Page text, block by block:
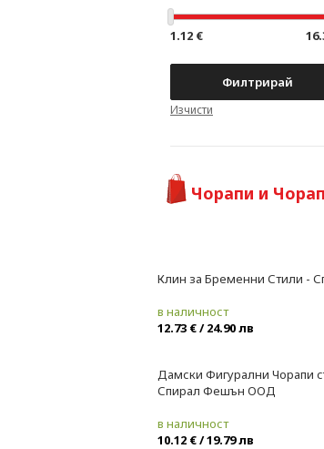
1.12 €
Филтрирай
Чорапи и
Клин за Бременни Стили -
в наличност
12.73 € / 24.90 лв
Ново
Дамски Фигурални Чорапи
Спирал Фешън ООД
в наличност
10.12 € / 19.79 лв